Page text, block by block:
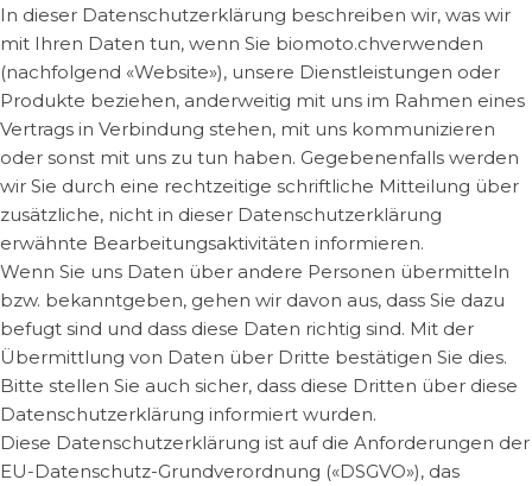
In dieser Datenschutzerklärung beschreiben wir, was wir
mit Ihren Daten tun, wenn Sie biomoto.chverwenden
(nachfolgend «Website»), unsere Dienstleistungen oder
Produkte beziehen, anderweitig mit uns im Rahmen eines
Vertrags in Verbindung stehen, mit uns kommunizieren
oder sonst mit uns zu tun haben. Gegebenenfalls werden
wir Sie durch eine rechtzeitige schriftliche Mitteilung über
zusätzliche, nicht in dieser Datenschutzerklärung
erwähnte Bearbeitungsaktivitäten informieren.
Wenn Sie uns Daten über andere Personen übermitteln
bzw. bekanntgeben, gehen wir davon aus, dass Sie dazu
befugt sind und dass diese Daten richtig sind. Mit der
Übermittlung von Daten über Dritte bestätigen Sie dies.
Bitte stellen Sie auch sicher, dass diese Dritten über diese
Datenschutzerklärung informiert wurden.
Diese Datenschutzerklärung ist auf die Anforderungen der
EU-Datenschutz-Grundverordnung («DSGVO»), das